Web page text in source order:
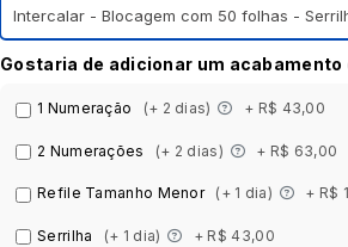
Intercalar - Blocagem com 50 folhas -
Gostaria de adicionar um acabamento
1 Numeração (+ 2 dias) + R$ 43,00
2 Numerações (+ 2 dias) + R$ 63,00
Refile Tamanho Menor (+ 1 dia) + R$
Serrilha (+ 1 dia) + R$ 43,00